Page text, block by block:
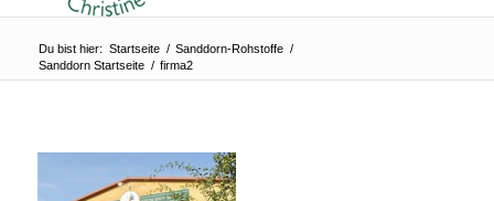
Du bist hier: Startseite / Sanddorn-Rohstoffe /
Sanddorn Startseite / firma2